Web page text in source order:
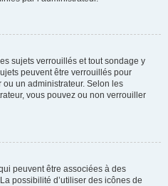
sujets verrouillés et tout sondage y
peuvent être verrouillés pour
un administrateur. Selon les
vous pouvez ou non verrouiller
peuvent être associées à des
possibilité d’utiliser des icônes de